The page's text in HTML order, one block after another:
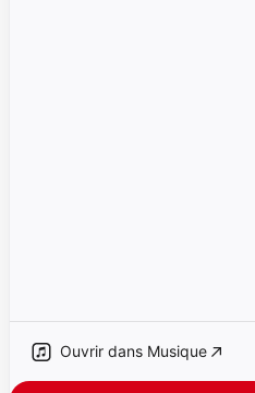
Ouvrir dans Musique